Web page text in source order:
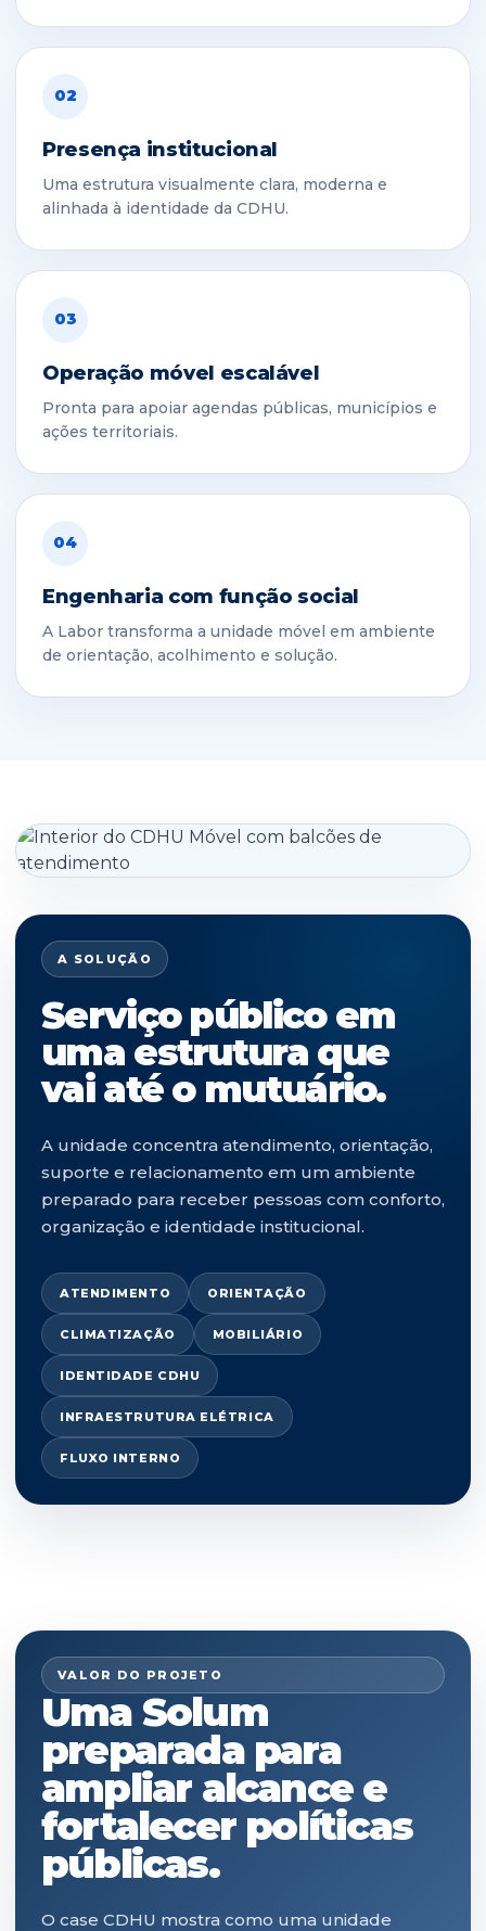
02
Presença institucional
Uma estrutura visualmente clara, moderna e
alinhada à identidade da CDHU.
03
Operação móvel escalável
Pronta para apoiar agendas públicas, municípios e
ações territoriais.
04
Engenharia com função social
A Labor transforma a unidade móvel em ambiente
de orientação, acolhimento e solução.
A SOLUÇÃO
Serviço público em
uma estrutura que
vai até o mutuário.
A unidade concentra atendimento, orientação,
suporte e relacionamento em um ambiente
preparado para receber pessoas com conforto,
organização e identidade institucional.
ATENDIMENTO ORIENTAÇÃO
CLIMATIZAÇÃO MOBILIÁRIO
IDENTIDADE CDHU
INFRAESTRUTURA ELÉTRICA
FLUXO INTERNO
VALOR DO PROJETO
Uma Solum
preparada para
ampliar alcance e
fortalecer políticas
públicas.
O case CDHU mostra como uma unidade